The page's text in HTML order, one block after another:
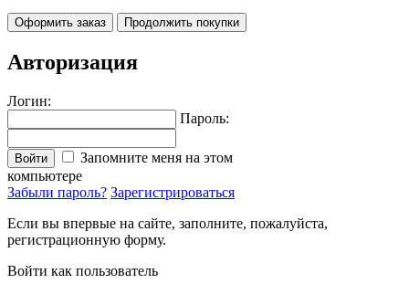
Оформить заказ Продолжить покупки
Авторизация
Логин:
Пароль:
Войти
Запомните меня на этом
компьютере
Забыли пароль? Зарегистрироваться
Если вы впервые на сайте, заполните, пожалуйста,
регистрационную форму.
Войти как пользователь